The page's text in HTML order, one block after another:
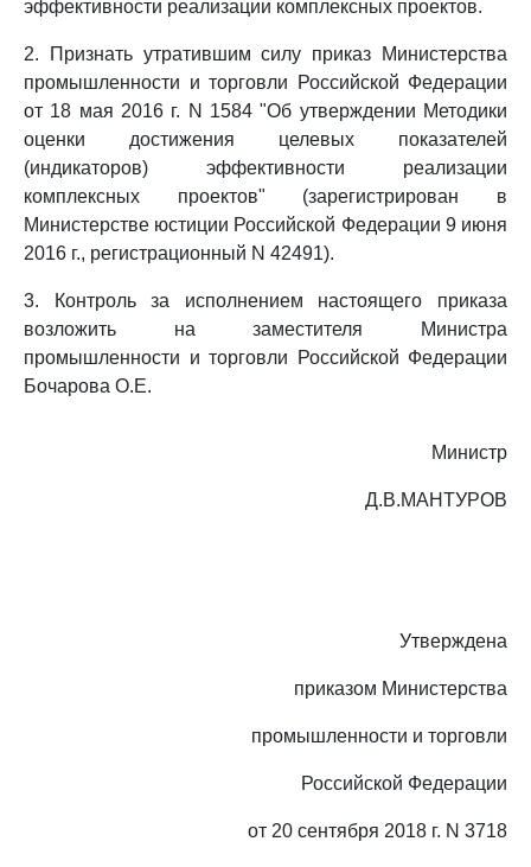
эффективности реализации комплексных проектов.
2. Признать утратившим силу приказ Министерства
промышленности и торговли Российской Федерации
от 18 мая 2016 г. N 1584 "Об утверждении Методики
оценки достижения целевых показателей
(индикаторов) эффективности реализации
комплексных проектов" (зарегистрирован в
Министерстве юстиции Российской Федерации 9 июня
2016 г., регистрационный N 42491).
3. Контроль за исполнением настоящего приказа
возложить на заместителя Министра
промышленности и торговли Российской Федерации
Бочарова О.Е.
Министр
Д.В.МАНТУРОВ
Утверждена
приказом Министерства
промышленности и торговли
Российской Федерации
от 20 сентября 2018 г. N 3718